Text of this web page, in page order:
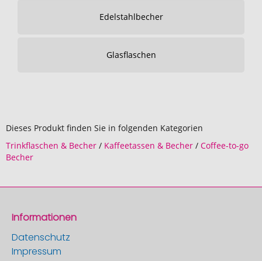
Edelstahlbecher
Glasflaschen
Dieses Produkt finden Sie in folgenden Kategorien
Trinkflaschen & Becher / Kaffeetassen & Becher / Coffee-to-go
Becher
Informationen
Datenschutz
Impressum